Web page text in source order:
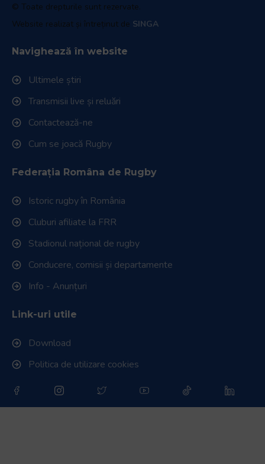
© Toate drepturile sunt rezervate.
Website realizat și întreținut de SINGA
Navighează în website
Ultimele știri
Transmisii live și reluări
Contactează-ne
Cum se joacă Rugby
Federația Româna de Rugby
Istoric rugby în România
Cluburi afiliate la FRR
Stadionul național de rugby
Conducere, comisii și departamente
Info - Anunțuri
Link-uri utile
Download
Politica de utilizare cookies